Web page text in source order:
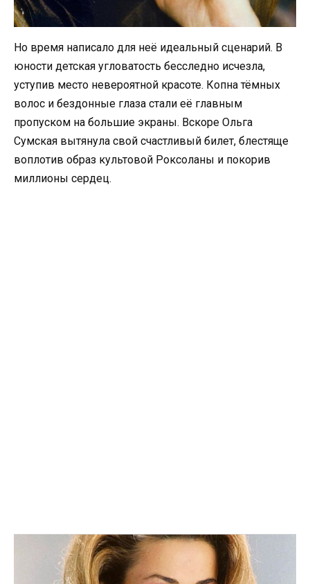
Но время написало для неё идеальный сценарий. В
юности детская угловатость бесследно исчезла,
уступив место невероятной красоте. Копна тёмных
волос и бездонные глаза стали её главным
пропуском на большие экраны. Вскоре Ольга
Сумская вытянула свой счастливый билет, блестяще
воплотив образ культовой Роксоланы и покорив
миллионы сердец.